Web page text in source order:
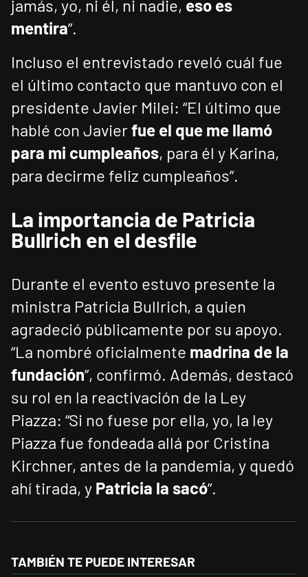
jamás, yo, ni él, ni nadie, eso es
mentira”.
Incluso el entrevistado reveló cuál fue
el último contacto que mantuvo con el
presidente Javier Milei: “El último que
hablé con Javierfue el que me llamó
para mi cumpleaños, para él y Karina,
para decirme feliz cumpleaños”.
La importancia de Patricia
Bullrich en el desfile
Durante el evento estuvo presente la
ministra Patricia Bullrich, a quien
agradeció públicamente por su apoyo.
“La nombré oficialmente madrina de la
fundación”, confirmó. Además, destacó
su rol en la reactivación de la Ley
Piazza: “Si no fuese por ella, yo, la ley
Piazza fue fondeada allá por Cristina
Kirchner, antes de la pandemia, y quedó
ahí tirada, y Patricia la sacó”.
TAMBIÉN TE PUEDE INTERESAR